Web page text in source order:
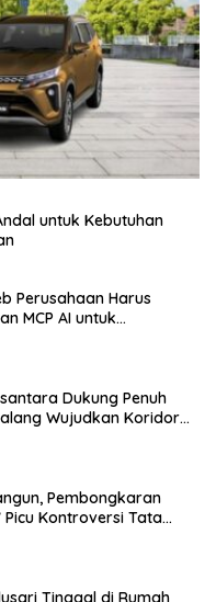
untuk Kebutuhan
Perusahaan Harus
MCP AI untuk
Dukung Penuh
Wujudkan Koridor
Pembongkaran
Picu Kontroversi Tata
Tinggal di Rumah